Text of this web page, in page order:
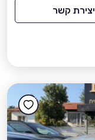
יצירת קשר